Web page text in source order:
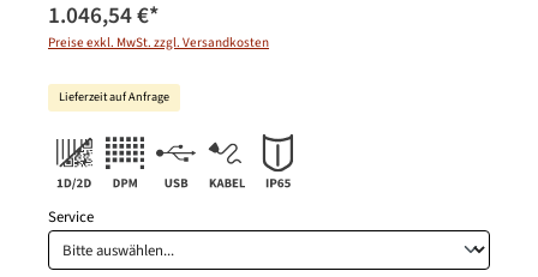
1.046,54 €*
Preise exkl. MwSt. zzgl. Versandkosten
Lieferzeit auf Anfrage
Service